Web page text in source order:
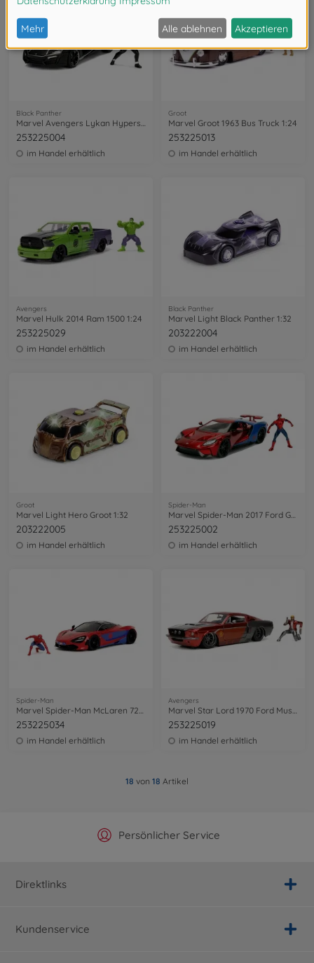
Black Panther
253225004
im Handel erhältlich
Groot
Marvel Groot 1963 Bus Truck 1:24
253225013
im Handel erhältlich
Avengers
Marvel Hulk 2014 Ram 1500 1:24
253225029
im Handel erhältlich
Black Panther
Marvel Light Black Panther 1:32
203222004
im Handel erhältlich
Groot
Marvel Light Hero Groot 1:32
203222005
im Handel erhältlich
Spider-Man
253225002
im Handel erhältlich
Spider-Man
Marvel Spider-Man McLaren 720S 1:24
253225034
im Handel erhältlich
Avengers
Marvel Star Lord 1970 Ford Mustang 1:24
253225019
im Handel erhältlich
18 von 18 Artikel
Offizieller Hersteller Shop
Persönlicher Service
Versandkostenfrei ab 25€
Schnelle Lieferung
Direktlinks
Kundenservice